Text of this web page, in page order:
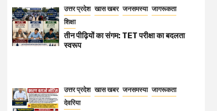
उत्तर प्रदेश खास खबर जनसमस्या जागरूकता
शिक्षा
तीन पीढ़ियों का संगम: TET परीक्षा का बदलता
स्वरूप
उत्तर प्रदेश खास खबर जनसमस्या जागरूकता
देवरिया